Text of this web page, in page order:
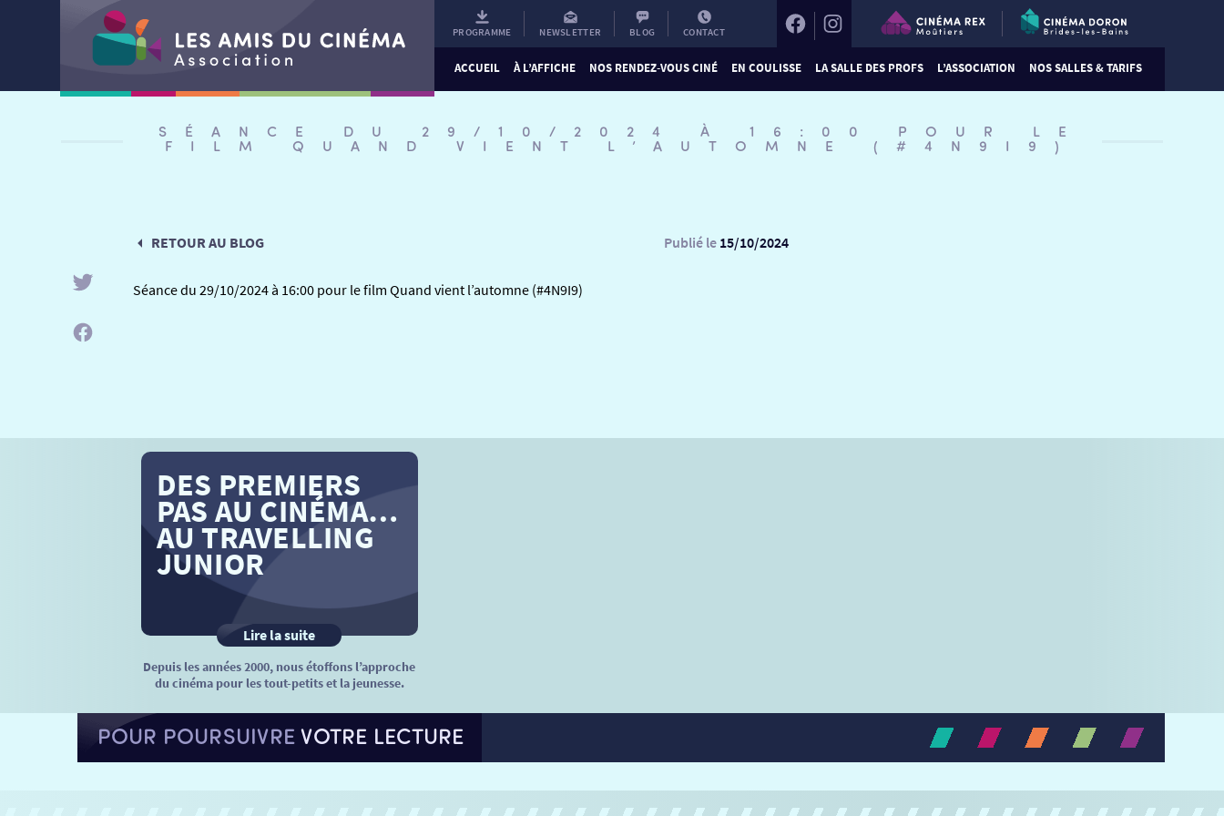
PROGRAMME NEWSLETTER BLOG CONTACT
ACCUEIL À L’AFFICHE NOS RENDEZ-VOUS CINÉ EN COULISSE LA SALLE DES PROFS L’ASSOCIATION NOS SALLES & TARIFS
SÉANCE DU 29/10/2024 À 16:00 POUR LE
FILM QUAND VIENT L’AUTOMNE (#4N9I9)
RETOUR AU BLOG Publié le 15/10/2024
Séance du 29/10/2024 à 16:00 pour le film Quand vient l’automne (#4N9I9)
DES PREMIERS
PAS AU CINÉMA…
AU TRAVELLING
JUNIOR
Lire la suite
Depuis les années 2000, nous étoffons l’approche
du cinéma pour les tout-petits et la jeunesse.
POUR POURSUIVREVOTRE LECTURE